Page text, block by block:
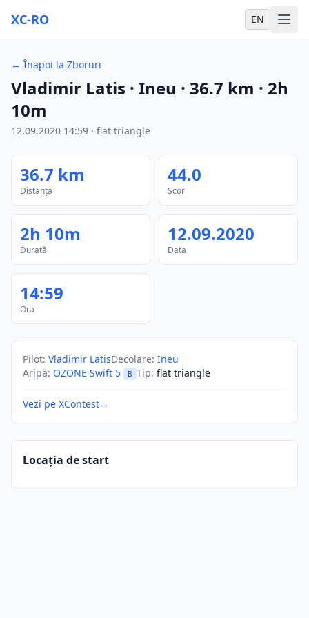
XC-RO EN
← Înapoi la Zboruri
Vladimir Latis · Ineu · 36.7 km · 2h
10m
12.09.2020 14:59 · flat triangle
36.7 km
Distanță
44.0
Scor
2h 10m
Durată
12.09.2020
Data
14:59
Ora
Pilot: Vladimir LatisDecolare: Ineu
Aripă: OZONE Swift 5 B Tip: flat triangle
Vezi pe XContest→
Locația de start